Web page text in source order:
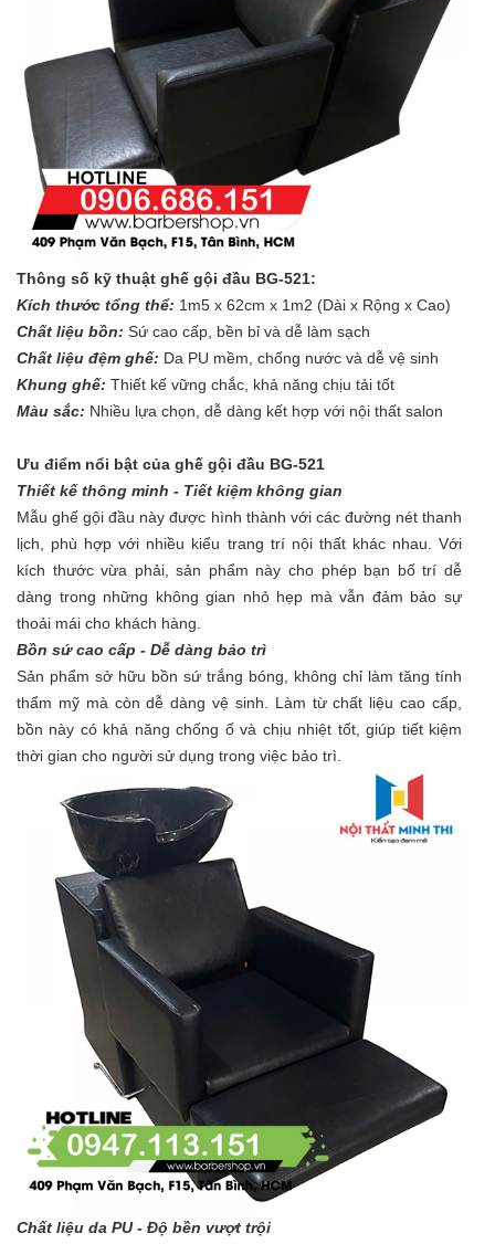
Thông số kỹ thuật ghế gội đầu BG-521:
Kích thước tổng thể: 1m5 x 62cm x 1m2 (Dài x Rộng x Cao)
Chất liệu bồn: Sứ cao cấp, bền bỉ và dễ làm sạch
Chất liệu đệm ghế: Da PU mềm, chống nước và dễ vệ sinh
Khung ghế: Thiết kế vững chắc, khả năng chịu tải tốt
Màu sắc: Nhiều lựa chọn, dễ dàng kết hợp với nội thất salon
Ưu điểm nổi bật của ghế gội đầu BG-521
Thiết kế thông minh - Tiết kiệm không gian
Mẫu ghế gội đầu này được hình thành với các đường nét thanh
lịch, phù hợp với nhiều kiểu trang trí nội thất khác nhau. Với
kích thước vừa phải, sản phẩm này cho phép bạn bố trí dễ
dàng trong những không gian nhỏ hẹp mà vẫn đảm bảo sự
thoải mái cho khách hàng.
Bồn sứ cao cấp - Dễ dàng bảo trì
Sản phẩm sở hữu bồn sứ trắng bóng, không chỉ làm tăng tính
thẩm mỹ mà còn dễ dàng vệ sinh. Làm từ chất liệu cao cấp,
bồn này có khả năng chống ố và chịu nhiệt tốt, giúp tiết kiệm
thời gian cho người sử dụng trong việc bảo trì.
Chất liệu da PU - Độ bền vượt trội